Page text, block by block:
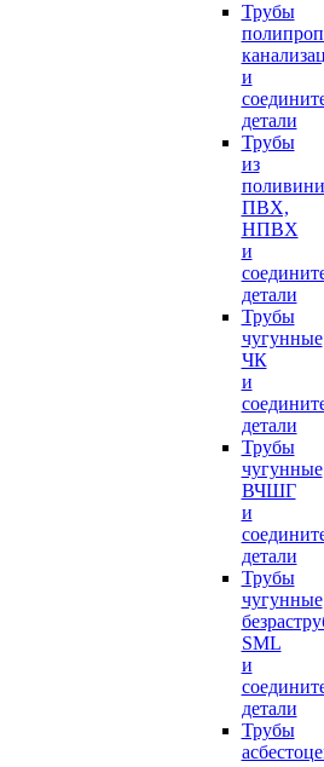
Трубы
и
детали
Трубы
из
ПВХ,
НПВХ
и
детали
Трубы
чугунные
ЧК
и
детали
Трубы
чугунные
ВЧШГ
и
детали
Трубы
чугунные
SML
и
детали
Трубы